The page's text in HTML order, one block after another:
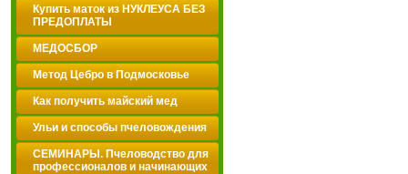
Купить маток из НУКЛЕУСА БЕЗ
ПРЕДОПЛАТЫ
МЕДОСБОР
Метод Цебро в Подмосковье
Как получить майский мед
Ульи и способы пчеловождения
СЕМИНАРЫ. Пчеловодство для
профессионалов и начинающих